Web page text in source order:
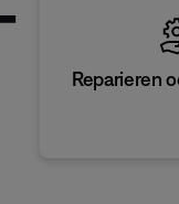
Reparieren